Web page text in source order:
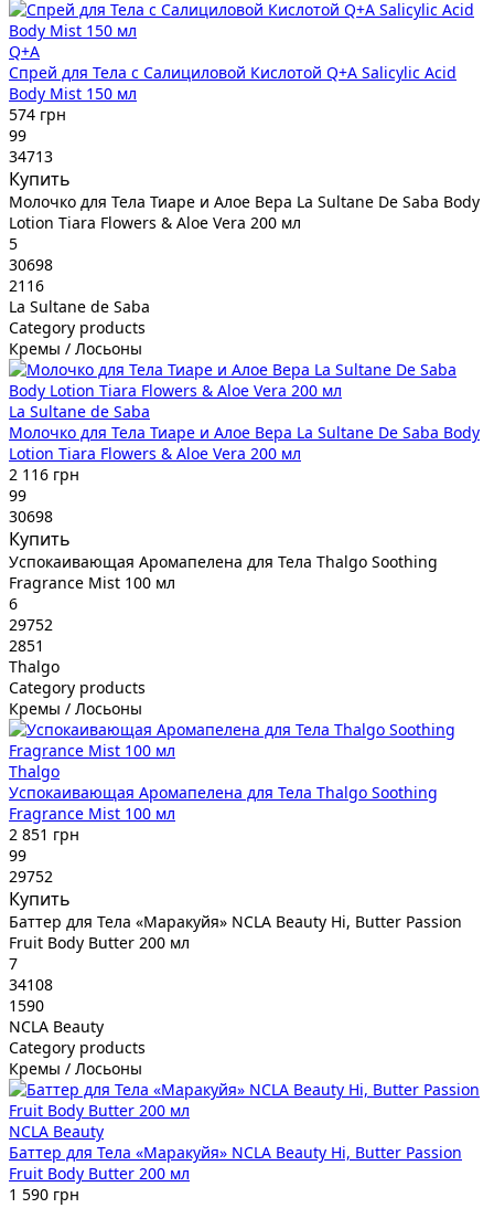
Q+A
Спрей для Тела с Салициловой Кислотой Q+A Salicylic Acid
Body Mist 150 мл
574 грн
99
34713
Купить
Молочко для Тела Тиаре и Алое Вера La Sultane De Saba Body
Lotion Tiara Flowers & Aloe Vera 200 мл
5
30698
2116
La Sultane de Saba
Category products
Кремы / Лосьоны
La Sultane de Saba
Молочко для Тела Тиаре и Алое Вера La Sultane De Saba Body
Lotion Tiara Flowers & Aloe Vera 200 мл
2 116 грн
99
30698
Купить
Успокаивающая Аромапелена для Тела Thalgo Soothing
Fragrance Mist 100 мл
6
29752
2851
Thalgo
Category products
Кремы / Лосьоны
Thalgo
Успокаивающая Аромапелена для Тела Thalgo Soothing
Fragrance Mist 100 мл
2 851 грн
99
29752
Купить
Баттер для Тела «Маракуйя» NCLA Beauty Hi, Butter Passion
Fruit Body Butter 200 мл
7
34108
1590
NCLA Beauty
Category products
Кремы / Лосьоны
NCLA Beauty
Баттер для Тела «Маракуйя» NCLA Beauty Hi, Butter Passion
Fruit Body Butter 200 мл
1 590 грн